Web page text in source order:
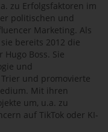
zu Erfolgsfaktoren im
politischen und
Marketing. Als
bereits 2012 die
Boss. Sie
und
und promovierte
Mit ihren
um, u.a. zu
auf TikTok oder KI-